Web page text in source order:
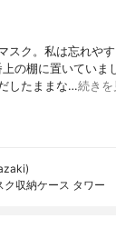
スク。私は忘れや
の棚に置いていま
したままな…続きを
ク収納ケース タワー